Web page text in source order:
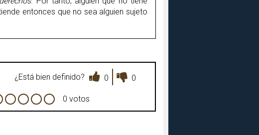
entonces que no sea alguien sujeto
¿Está bien definido? 0 0
0 votos